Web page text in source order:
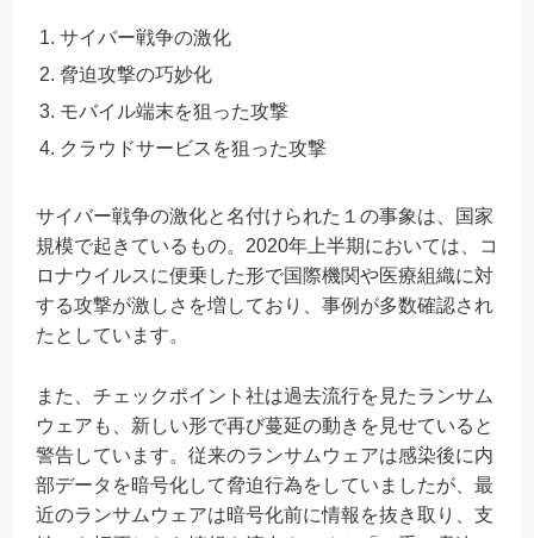
サイバー戦争の激化
脅迫攻撃の巧妙化
モバイル端末を狙った攻撃
クラウドサービスを狙った攻撃
サイバー戦争の激化と名付けられた１の事象は、国家
規模で起きているもの。2020年上半期においては、コ
ロナウイルスに便乗した形で国際機関や医療組織に対
する攻撃が激しさを増しており、事例が多数確認され
たとしています。
また、チェックポイント社は過去流行を見たランサム
ウェアも、新しい形で再び蔓延の動きを見せていると
警告しています。従来のランサムウェアは感染後に内
部データを暗号化して脅迫行為をしていましたが、最
近のランサムウェアは暗号化前に情報を抜き取り、支